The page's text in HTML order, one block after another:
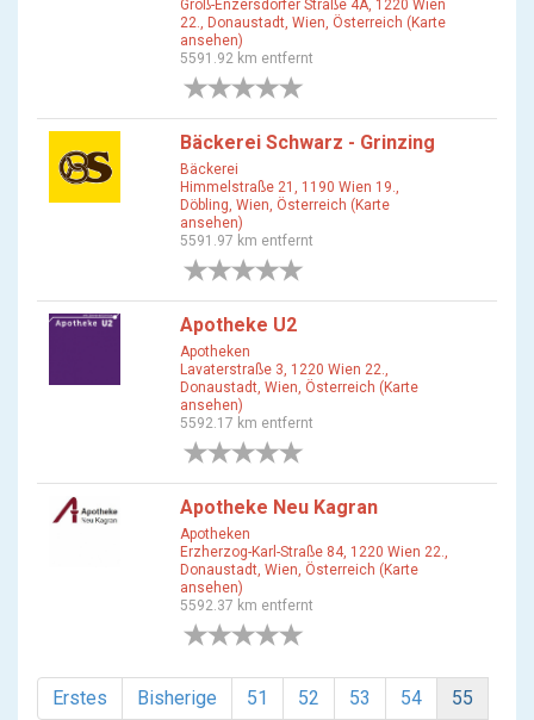
Groß-Enzersdorfer Straße 4A, 1220 Wien
22., Donaustadt, Wien, Österreich (Karte
ansehen)
5591.92 km entfernt
Bäckerei Schwarz - Grinzing
Bäckerei
Himmelstraße 21, 1190 Wien 19.,
Döbling, Wien, Österreich (Karte
ansehen)
5591.97 km entfernt
Apotheke U2
Apotheken
Lavaterstraße 3, 1220 Wien 22.,
Donaustadt, Wien, Österreich (Karte
ansehen)
5592.17 km entfernt
Apotheke Neu Kagran
Apotheken
Erzherzog-Karl-Straße 84, 1220 Wien 22.,
Donaustadt, Wien, Österreich (Karte
ansehen)
5592.37 km entfernt
Erstes Bisherige 51 52 53 54 55